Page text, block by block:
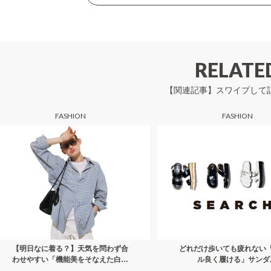
ビ
【関連記事】スワイプして
FASHION
【明日なに着る？】天気を問わず合
わせやすい「機能美をそなえた白デ
FASHION
どれだけ歩いても疲れない
ル良く履ける」サン